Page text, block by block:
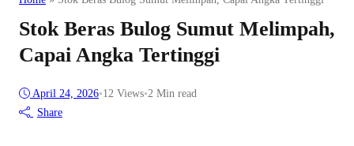
Stok Beras Bulog Sumut Melimpah,
Capai Angka Tertinggi
April 24, 2026•12 Views•2 Min read
Share